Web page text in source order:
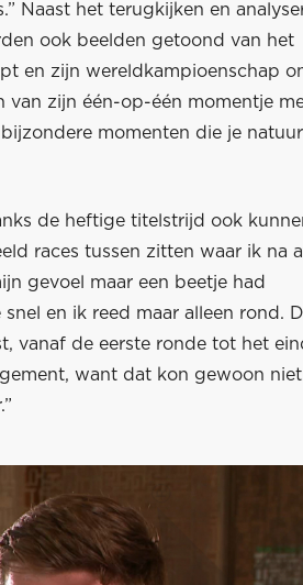
Naast het terugkijken en
ook beelden getoond van het
en zijn wereldkampioenschap
van zijn één-op-één momentje
momenten die je
de heftige titelstrijd ook
races tussen zitten waar ik na
gevoel maar een beetje had
en ik reed maar alleen rond.
vanaf de eerste ronde tot het
want dat kon gewoon